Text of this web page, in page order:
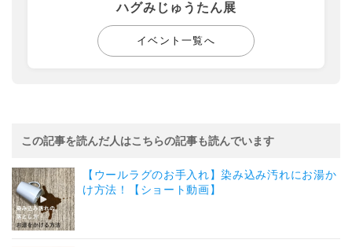
ハグみじゅうたん展
イベント一覧へ
この記事を読んだ人はこちらの記事も読んでいます
【ウールラグのお手入れ】染み込み汚れにお湯か
け方法！【ショート動画】